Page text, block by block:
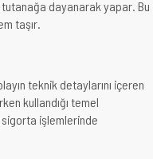
dayanarak yapar. Bu
taşır.
teknik detaylarını içeren
kullandığı temel
sigorta işlemlerinde